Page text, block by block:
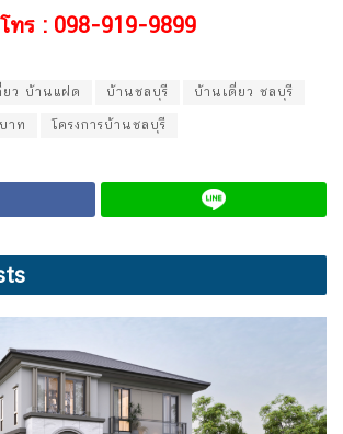
โทร : 098-919-9899
ยว บ้านแฝด บ้านชลบุรี บ้านเดี่ยว ชลบุรี
าท โครงการบ้านชลบุรี